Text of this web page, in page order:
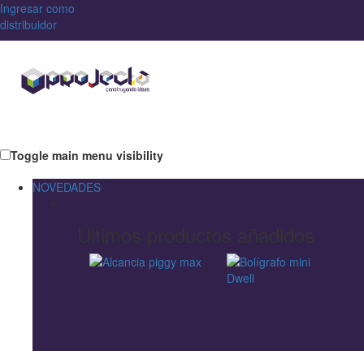
Ingresar como
distribuidor
Toggle main menu visibility
NOVEDADES
Últimos productos añadidos